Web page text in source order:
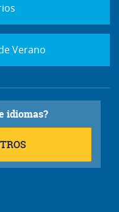
Verano
idiomas?